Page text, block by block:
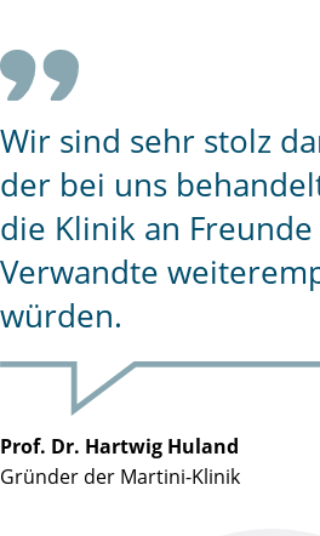
Wir sind sehr stolz
der bei uns
die Klinik an
Verwandte
würden.
Prof. Dr. Hartwig Huland
Gründer der Martini-Klinik